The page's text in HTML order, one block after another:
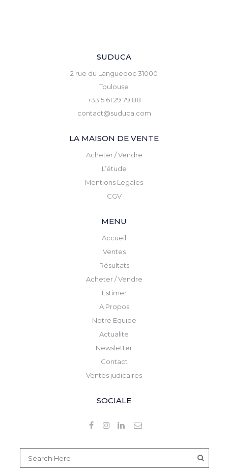
SUDUCA
2 rue du Languedoc 31000
Toulouse
+33 5 61 29 79 88
contact@suduca.com
LA MAISON DE VENTE
Acheter / Vendre
L’étude
Mentions Legales
CGV
MENU
Accueil
Ventes
Résultats
Acheter / Vendre
Estimer
A Propos
Notre Equipe
Actualite
Newsletter
Contact
Ventes judicaires
SOCIALE